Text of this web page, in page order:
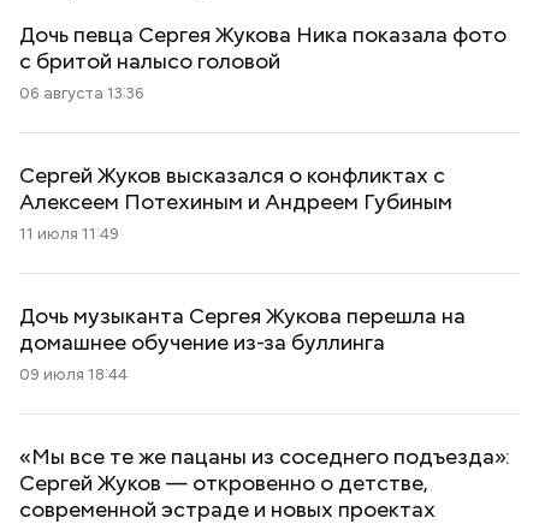
Дочь певца Сергея Жукова Ника показала фото
с бритой налысо головой
06 августа 13:36
Сергей Жуков высказался о конфликтах с
Алексеем Потехиным и Андреем Губиным
11 июля 11:49
Дочь музыканта Сергея Жукова перешла на
домашнее обучение из-за буллинга
09 июля 18:44
«Мы все те же пацаны из соседнего подъезда»:
Сергей Жуков — откровенно о детстве,
современной эстраде и новых проектах